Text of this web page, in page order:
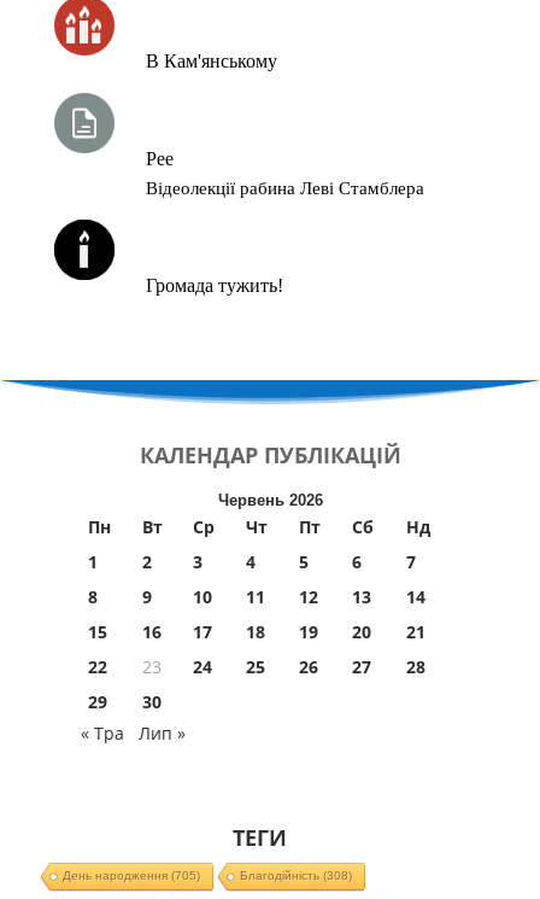
В Кам'янському
Рее
Відеолекції рабина Леві Стамблера
Громада тужить!
КАЛЕНДАР ПУБЛІКАЦІЙ
Червень 2026
Пн Вт Ср Чт Пт Сб
Нд
1
2 3 4 5 6
7
8
9 10 11 12 13
14
15
16 17 18 19 20
21
22
23 24 25 26 27
28
29
30
« Тра
Лип »
ТЕГИ
День народження(705) Благодійність (308)